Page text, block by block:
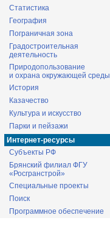
Статистика
География
Пограничная зона
Градостроительная
деятельность
Природопользование
и охрана окружающей среды
История
Казачество
Культура и искусство
Парки и пейзажи
Интернет-ресурсы
Субъекты РФ
Брянский филиал ФГУ
«Росгранстрой»
Специальные проекты
Поиск
Программное обеспечение